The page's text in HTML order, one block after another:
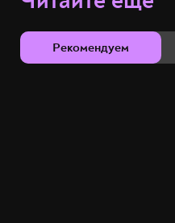
Рекомендуем